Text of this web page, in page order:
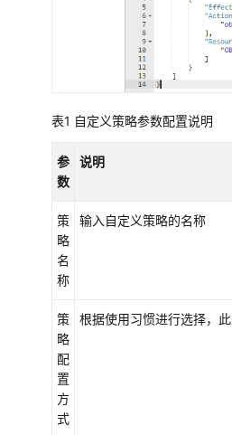
区
一
图
看
懂
OBS
限
控
制
权
限
表1 自定义策略参数配置说明
参
数
说明
策
略
名
称
输入自定义策略的名称
策
略
配
置
方
式
根据使用习惯进行选择，